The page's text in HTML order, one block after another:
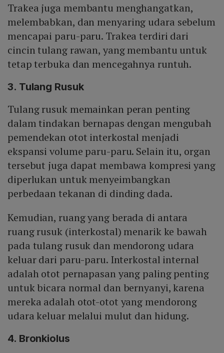
Trakea juga membantu menghangatkan,
melembabkan, dan menyaring udara sebelum
mencapai paru-paru. Trakea terdiri dari
cincin tulang rawan, yang membantu untuk
tetap terbuka dan mencegahnya runtuh.
3. Tulang Rusuk
Tulang rusuk memainkan peran penting
dalam tindakan bernapas dengan mengubah
pemendekan otot interkostal menjadi
ekspansi volume paru-paru. Selain itu, organ
tersebut juga dapat membawa kompresi yang
diperlukan untuk menyeimbangkan
perbedaan tekanan di dinding dada.
Kemudian, ruang yang berada di antara
ruang rusuk (interkostal) menarik ke bawah
pada tulang rusuk dan mendorong udara
keluar dari paru-paru. Interkostal internal
adalah otot pernapasan yang paling penting
untuk bicara normal dan bernyanyi, karena
mereka adalah otot-otot yang mendorong
udara keluar melalui mulut dan hidung.
4. Bronkiolus